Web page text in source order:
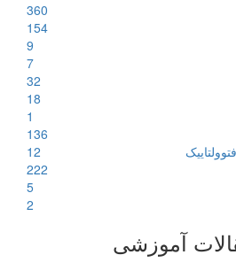
360
154
9
7
32
18
1
136
12
222
5
2
آموزشی